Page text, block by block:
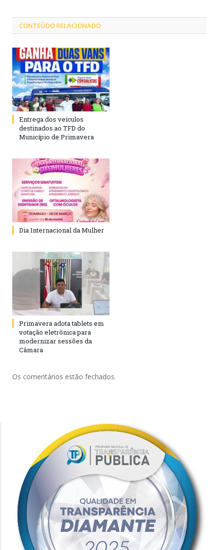
CONTEÚDO RELACIONADO
Entrega dos veículos
destinados ao TFD do
Município de Primavera
Dia Internacional da Mulher
Primavera adota tablets em
votação eletrônica para
modernizar sessões da
Câmara
Os comentários estão fechados.